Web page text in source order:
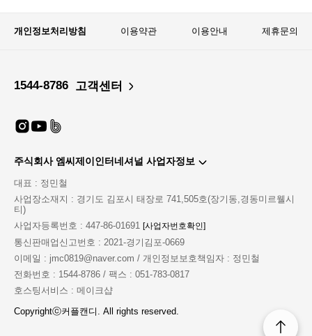
개인정보처리방침 이용약관 이용안내 제휴문의
1544-8786 고객센터
주식회사 엠씨제이인터네셔널 사업자정보
대표 : 정민철
사업장소재지 : 경기도 김포시 태장로 741,505호(장기동,경동미르웰시
티)
사업자등록번호 : 447-86-01691
[사업자번호확인]
통신판매업신고번호 : 2021-경기김포-0669
이메일 : jmc0819@naver.com / 개인정보보호책임자 : 정민철
전화번호 : 1544-8786 / 팩스 : 051-783-0817
호스팅서비스 : 메이크샵
Copyrightⓒ커플캔디. All rights reserved.